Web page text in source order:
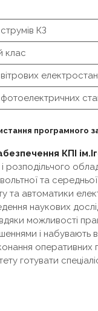
КЗ
клас
програмного
КПІ
розподільчого
та середньої
та автоматики
наукових
можливості
і набувають
готувати